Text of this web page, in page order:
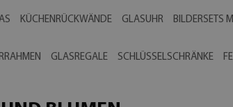
KÜCHENRÜCKWÄNDE GLASUHR BILDERSETS
GLASREGALE SCHLÜSSELSCHRÄNKE